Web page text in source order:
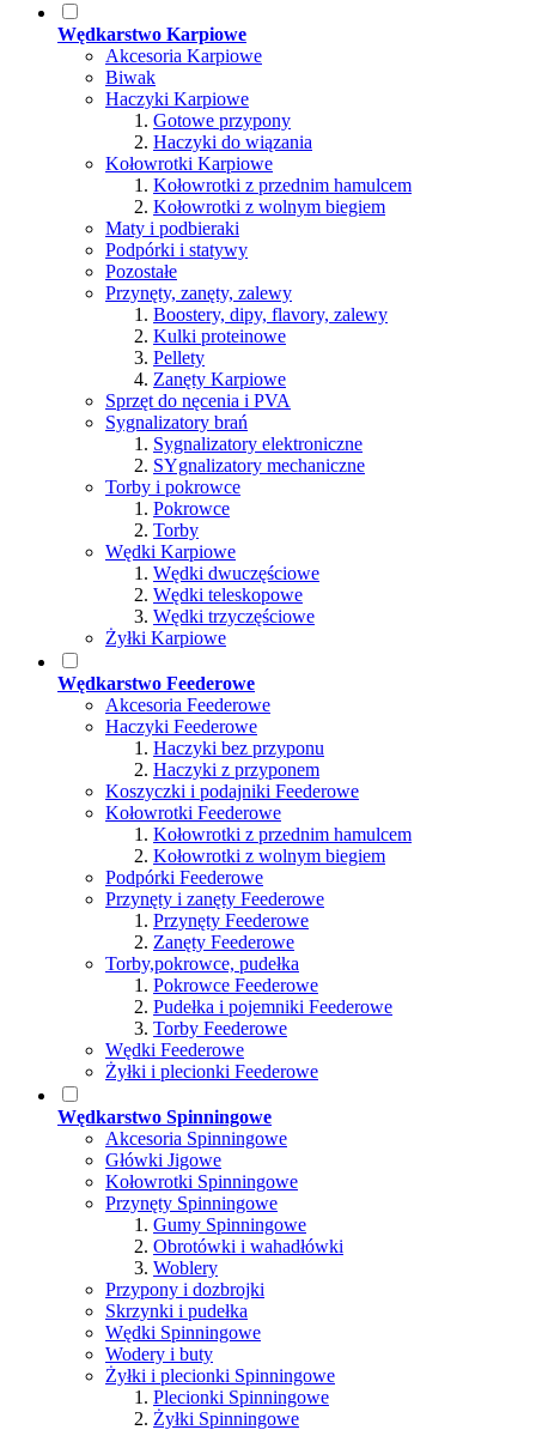
Wędkarstwo Karpiowe
Akcesoria Karpiowe
Biwak
Haczyki Karpiowe
Gotowe przypony
Haczyki do wiązania
Kołowrotki Karpiowe
Kołowrotki z przednim hamulcem
Kołowrotki z wolnym biegiem
Maty i podbieraki
Podpórki i statywy
Pozostałe
Przynęty, zanęty, zalewy
Boostery, dipy, flavory, zalewy
Kulki proteinowe
Pellety
Zanęty Karpiowe
Sprzęt do nęcenia i PVA
Sygnalizatory brań
Sygnalizatory elektroniczne
SYgnalizatory mechaniczne
Torby i pokrowce
Pokrowce
Torby
Wędki Karpiowe
Wędki dwuczęściowe
Wędki teleskopowe
Wędki trzyczęściowe
Żyłki Karpiowe
Wędkarstwo Feederowe
Akcesoria Feederowe
Haczyki Feederowe
Haczyki bez przyponu
Haczyki z przyponem
Koszyczki i podajniki Feederowe
Kołowrotki Feederowe
Kołowrotki z przednim hamulcem
Kołowrotki z wolnym biegiem
Podpórki Feederowe
Przynęty i zanęty Feederowe
Przynęty Feederowe
Zanęty Feederowe
Torby,pokrowce, pudełka
Pokrowce Feederowe
Pudełka i pojemniki Feederowe
Torby Feederowe
Wędki Feederowe
Żyłki i plecionki Feederowe
Wędkarstwo Spinningowe
Akcesoria Spinningowe
Główki Jigowe
Kołowrotki Spinningowe
Przynęty Spinningowe
Gumy Spinningowe
Obrotówki i wahadłówki
Woblery
Przypony i dozbrojki
Skrzynki i pudełka
Wędki Spinningowe
Wodery i buty
Żyłki i plecionki Spinningowe
Plecionki Spinningowe
Żyłki Spinningowe